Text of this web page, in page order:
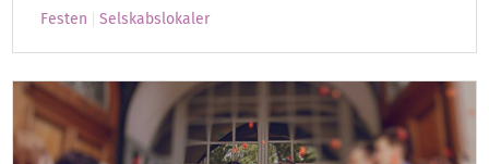
Festen Selskabslokaler